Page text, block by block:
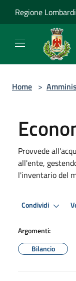
Regione
Home >
Provvede
all'ente,
l'inventario del
Condividi
Argomenti:
Bilancio